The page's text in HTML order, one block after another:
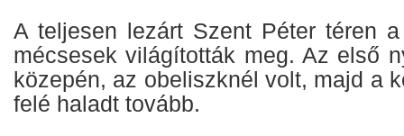
A teljesen lezárt Szent Péter téren
mécsesek világították meg. Az első
közepén, az obeliszknél volt, majd a
felé haladt tovább.